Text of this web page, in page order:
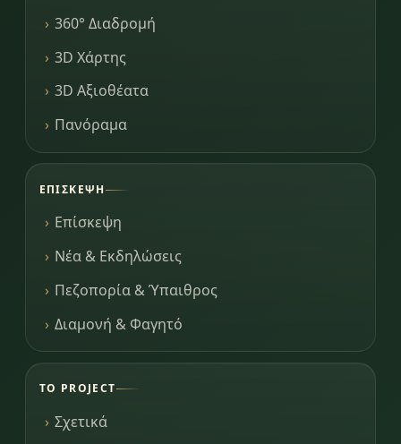
360° Διαδρομή
3D Χάρτης
3D Αξιοθέατα
Πανόραμα
ΕΠΊΣΚΕΨΗ
Επίσκεψη
Νέα & Εκδηλώσεις
Πεζοπορία & Ύπαιθρος
Διαμονή & Φαγητό
ΤΟ PROJECT
Σχετικά